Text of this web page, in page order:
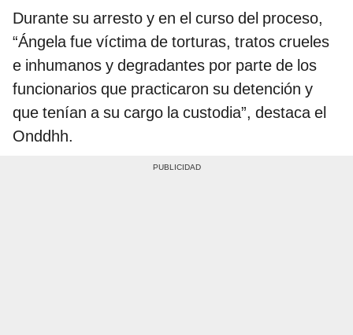
Durante su arresto y en el curso del proceso,
“Ángela fue víctima de torturas, tratos crueles
e inhumanos y degradantes por parte de los
funcionarios que practicaron su detención y
que tenían a su cargo la custodia”, destaca el
Onddhh.